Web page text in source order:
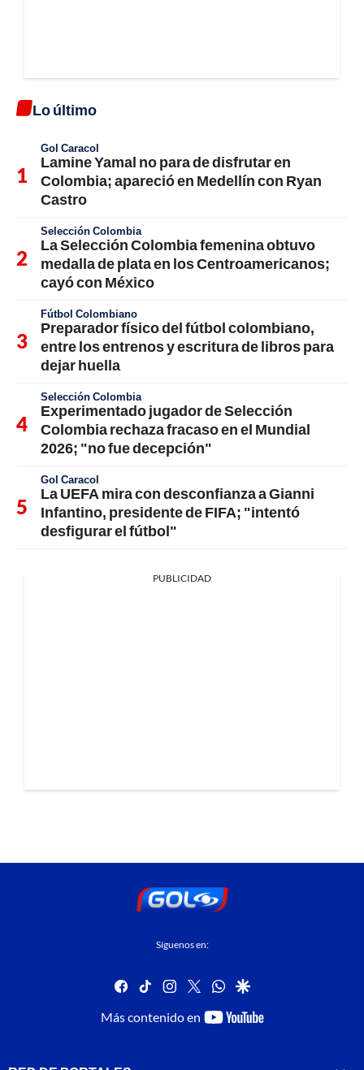
Lo último
Gol Caracol
Lamine Yamal no para de disfrutar en
Colombia; apareció en Medellín con Ryan
Castro
Selección Colombia
La Selección Colombia femenina obtuvo
medalla de plata en los Centroamericanos;
cayó con México
Fútbol Colombiano
Preparador físico del fútbol colombiano,
entre los entrenos y escritura de libros para
dejar huella
Selección Colombia
Experimentado jugador de Selección
Colombia rechaza fracaso en el Mundial
2026; "no fue decepción"
Gol Caracol
La UEFA mira con desconfianza a Gianni
Infantino, presidente de FIFA; "intentó
desfigurar el fútbol"
PUBLICIDAD
Síguenos en:
facebook
tiktok instagram
twitterwhatsapp
google
Más contenido en
youtube-